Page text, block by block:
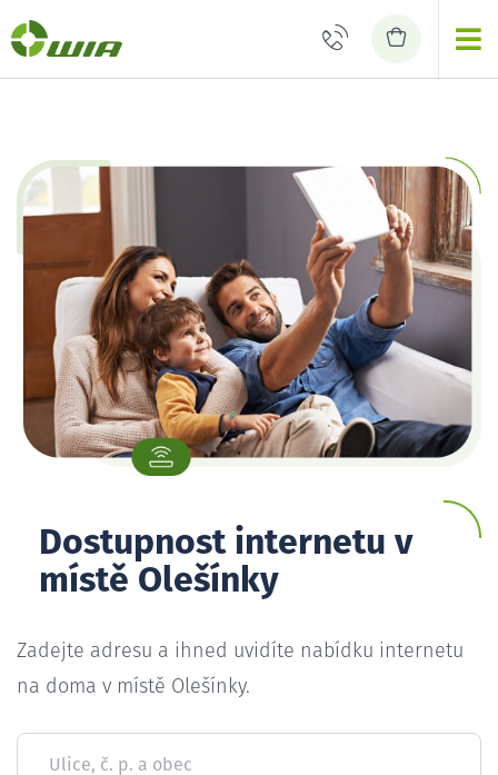
Dostupnost internetu v
místě Olešínky
Zadejte adresu a ihned uvidíte nabídku internetu
na doma v místě Olešínky.
Ulice, č. p. a obec